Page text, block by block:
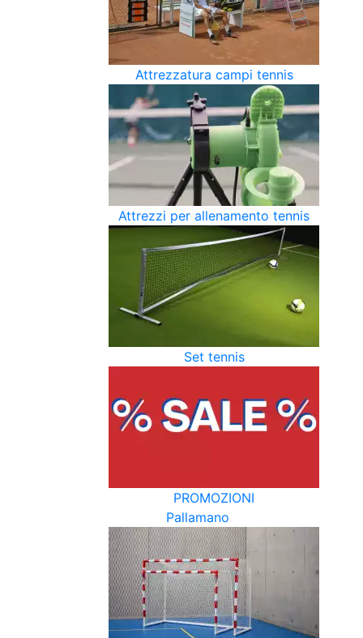
Attrezzatura campi tennis
Attrezzi per allenamento tennis
Set tennis
PROMOZIONI
Pallamano